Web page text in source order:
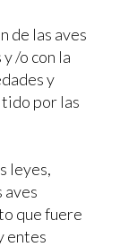
de las aves
/o con la
y
por las
leyes,
aves
que fuere
entes